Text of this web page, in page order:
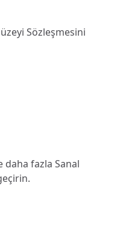
Sözleşmesini
daha fazla Sanal